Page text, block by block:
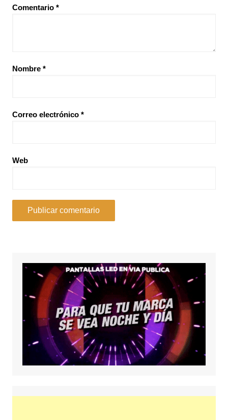
Comentario *
Nombre *
Correo electrónico *
Web